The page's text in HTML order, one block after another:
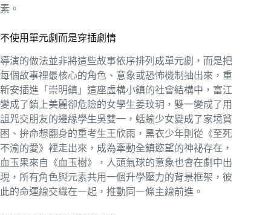
素。
不使用單元劇而是穿插劇情
導演的做法並非將這些故事依序排列成單元劇，而是把
每個故事裡最核心的角色、意象或恐怖機制抽出來，重
新安插進「崇明鎮」這座虛構小鎮的社會結構中，富江
變成了鎮上美麗卻危險的女學生姜玟玥，雙一變成了用
詛咒交朋友的邊緣學生吳雙一，蛞蝓少女變成了家境貧
困、拚命想翻身的重考生王欣雨，黑衣少年則從《至死
不渝的愛》裡走出來，成為牽動全鎮慾望的神祕存在，
血玉果來自《血玉樹》，人頭氣球的意象也會在劇中出
現，所有角色與元素共用一個升學壓力的背景框架，彼
此的命運線交織在一起，推動同一條主線前進。